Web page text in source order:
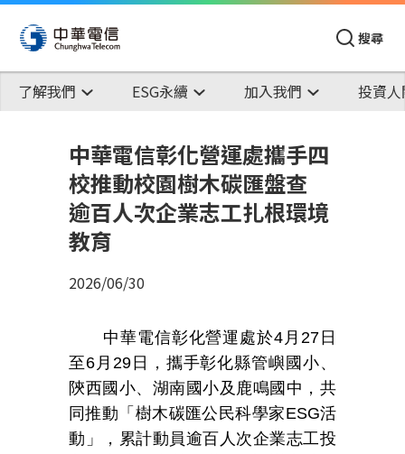
搜尋
了解我們 ESG永續 加入我們 投資
中華電信彰化營運處攜手四
校推動校園樹木碳匯盤查
逾百人次企業志工扎根環境
教育
2026/06/30
中華電信彰化營運處於4 月27 日
至6月 29日，攜手彰化縣管嶼國小、
陝西國小、湖南國小及鹿鳴國中，共
同推動「樹木碳匯公民科學家ESG活
動」，累計動員逾百人次企業志工投